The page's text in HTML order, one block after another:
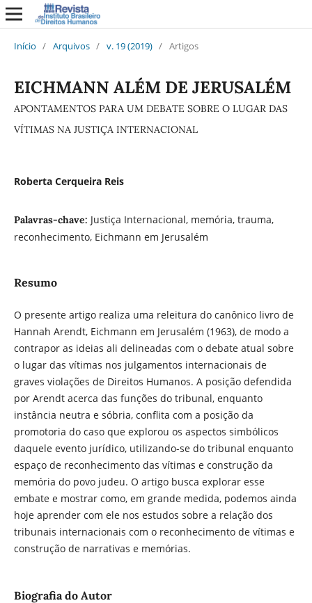
Início / Arquivos / v. 19 (2019) / Artigos
EICHMANN ALÉM DE JERUSALÉM
APONTAMENTOS PARA UM DEBATE SOBRE O LUGAR DAS
VÍTIMAS NA JUSTIÇA INTERNACIONAL
Roberta Cerqueira Reis
Palavras-chave: Justiça Internacional, memória, trauma,
reconhecimento, Eichmann em Jerusalém
Resumo
O presente artigo realiza uma releitura do canônico livro de
Hannah Arendt, Eichmann em Jerusalém (1963), de modo a
contrapor as ideias ali delineadas com o debate atual sobre
o lugar das vítimas nos julgamentos internacionais de
graves violações de Direitos Humanos. A posição defendida
por Arendt acerca das funções do tribunal, enquanto
instância neutra e sóbria, conflita com a posição da
promotoria do caso que explorou os aspectos simbólicos
daquele evento jurídico, utilizando-se do tribunal enquanto
espaço de reconhecimento das vítimas e construção da
memória do povo judeu. O artigo busca explorar esse
embate e mostrar como, em grande medida, podemos ainda
hoje aprender com ele nos estudos sobre a relação dos
tribunais internacionais com o reconhecimento de vítimas e
construção de narrativas e memórias.
Biografia do Autor